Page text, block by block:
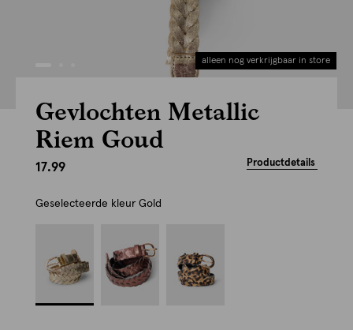
alleen nog verkrijgbaar in store
Gevlochten Metallic
Riem Goud
17.99 Productdetails
Geselecteerde kleur Gold